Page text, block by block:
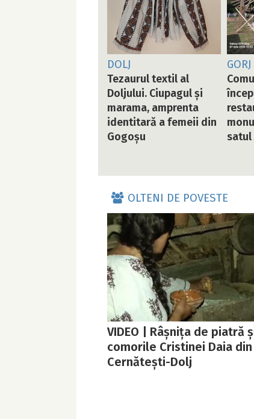
DOLJ
Tezaurul textil al
Doljului. Ciupagul și
marama, amprenta
identitară a femeii din
Gogoșu
GORJ
satul
OLTENI DE POVESTE
VIDEO | Râșnița de piatră
comorile Cristinei Daia din
Cernătești-Dolj